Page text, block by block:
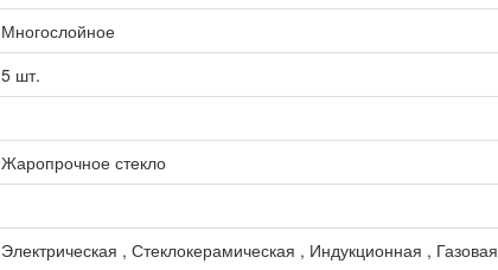
Многослойное
5 шт.
Жаропрочное стекло
Электрическая , Стеклокерамическая , Индукционная , Газовая